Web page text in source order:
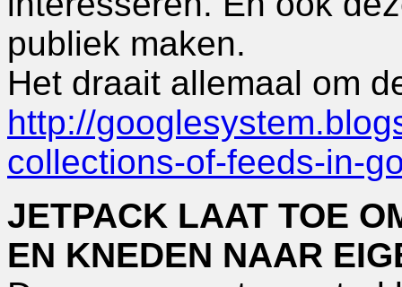
publiek maken.
Het draait allemaal om
http://
collections-of-feeds-in-
JETPACK LAAT TOE
EN KNEDEN NAAR